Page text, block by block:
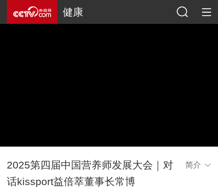
健康
2025第四届中国营养师发展大会｜对
话kissport益倍萃董事长常博
简介